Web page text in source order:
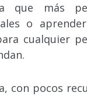
que más
o
cualquier
con pocos